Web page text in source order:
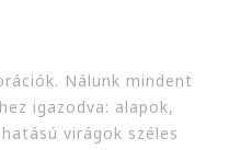
Nálunk mindent
igazodva: alapok,
virágok széles